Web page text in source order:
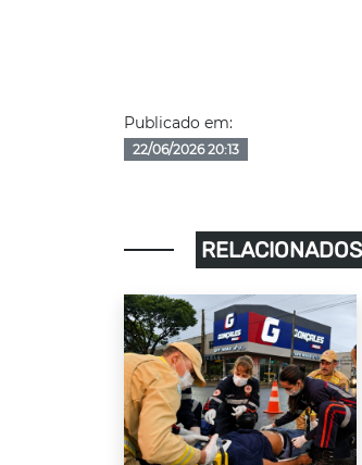
Publicado em:
22/06/2026 20:13